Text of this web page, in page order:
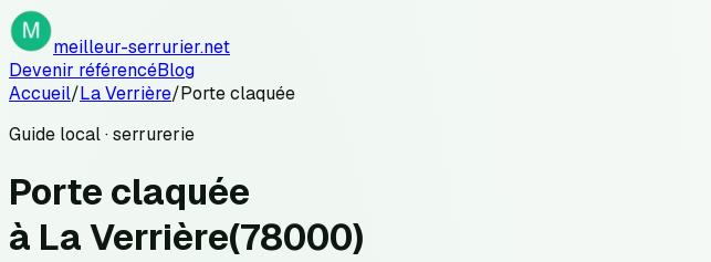
meilleur-serrurier.net
Devenir référencéBlog
Accueil/La Verrière/Porte claquée
Guide local · serrurerie
Porte claquée
à La Verrière(78000)